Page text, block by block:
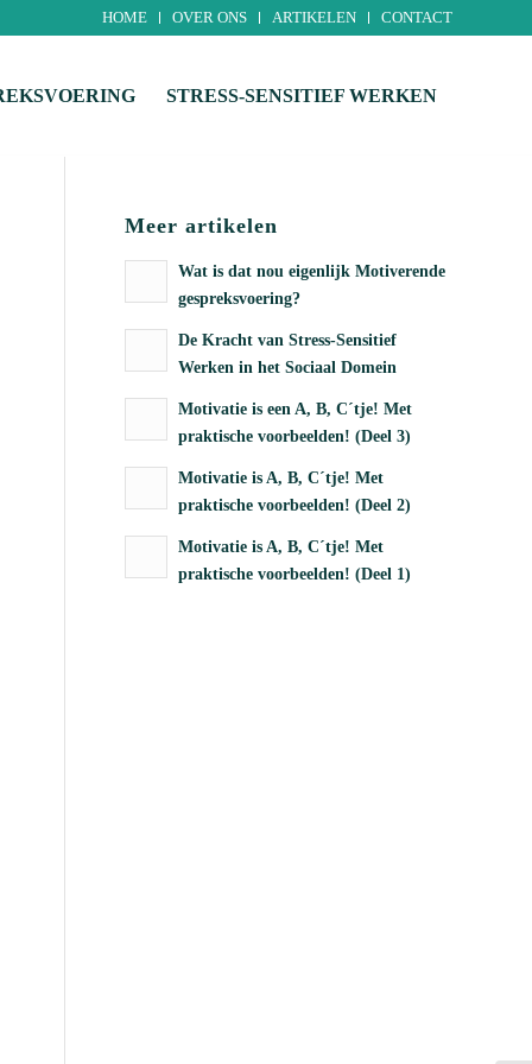
HOME OVER ONS ARTIKELEN CONTACT
STRESS-SENSITIEF WERKEN
Meer artikelen
Wat is dat nou eigenlijk Motiverende
gespreksvoering?
De Kracht van Stress-Sensitief
Werken in het Sociaal Domein
Motivatie is een A, B, C´tje! Met
praktische voorbeelden! (Deel 3)
Motivatie is A, B, C´tje! Met
praktische voorbeelden! (Deel 2)
Motivatie is A, B, C´tje! Met
praktische voorbeelden! (Deel 1)